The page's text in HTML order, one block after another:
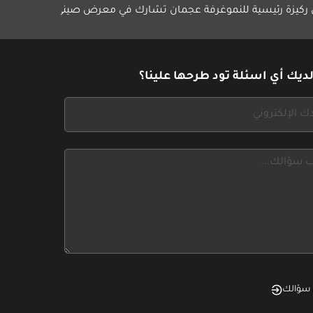
غرفة عجمان تشارك في معرض صيني مجموعة الشايع تطلق
أي اسئلة تود طرحها علينا؟
سؤالك